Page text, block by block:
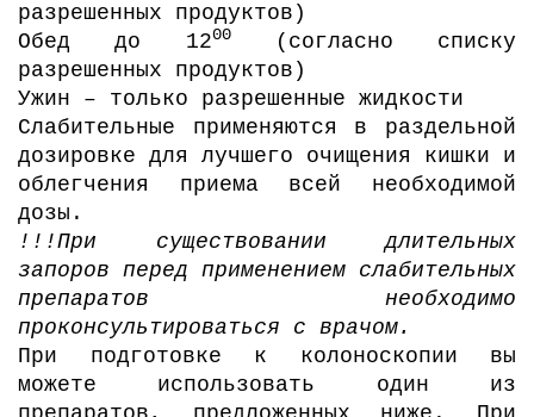
разрешенных продуктов)
Обед до 1200(согласно списку
разрешенных продуктов)
Ужин – только разрешенные жидкости
Слабительные применяются в раздельной
дозировке для лучшего очищения кишки и
облегчения приема всей необходимой
дозы.
!!!При существовании длительных
запоров перед применением слабительных
препаратов необходимо
проконсультироваться с врачом.
При подготовке к колоноскопии вы
можете использовать один из